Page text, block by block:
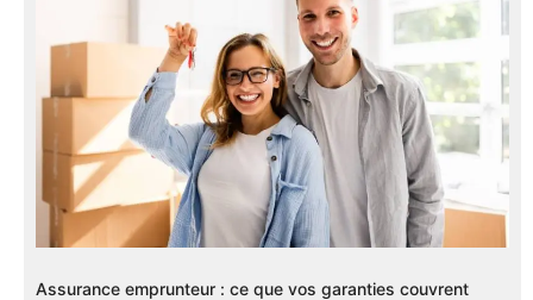
Assurance emprunteur : ce que vos garanties couvrent